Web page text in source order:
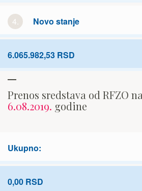
4. Novo stanje
6.065.982,53 RSD
Prenos sredstava od RFZO
6.08.2019. godine
Ukupno:
0,00 RSD